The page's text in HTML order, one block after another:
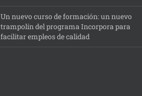
Un nuevo curso de formación: un nuevo
trampolín del programa Incorpora para
facilitar empleos de calidad